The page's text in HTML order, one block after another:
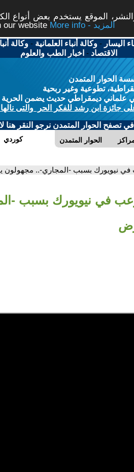
الموقع يستخدم بعض أنواع
our website
More info - المزيد
اليسار -وكالة أنباء العلمانية -وكالة
الاقتصاد - اخبار الطب والعلوم
الحوار المتمدن
تطوعية وغير ربحية
ديمقراطي حديث يضمن الحرية
جائزة ابن رشد للفكر الحر والتى
تصفح الحوار المتمدن نرجو النقر هنا
الحوار المتمدن كوردي
نيويورك بسبب -المجاري-.. مجهولون
في نيويورك بسبب -